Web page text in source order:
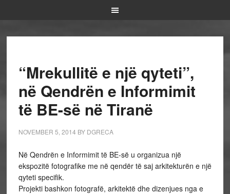
“Mrekullitë e një qyteti”,
në Qendrën e Informimit
të BE-së në Tiranë
NOVEMBER 5, 2014 BY DGRECA
Në Qendrën e Informimit të BE-së u organizua një
ekspozitë fotografike me në qendër të saj arkitekturën e një
qyteti specifik.
Projekti bashkon fotografë, arkitektë dhe dizenjues nga e